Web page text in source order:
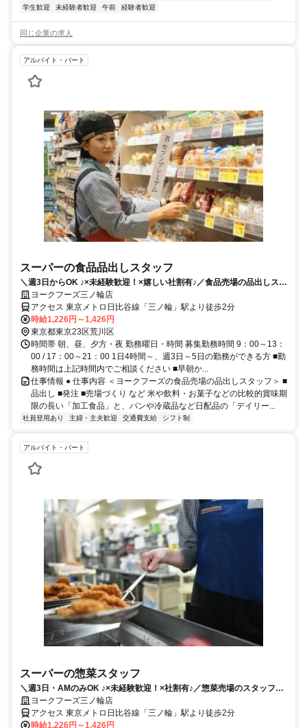
学生歓迎
未経験者歓迎 午前 経験者歓迎
同じ企業の求人
アルバイト・パート
スーパーの食品品出しスタッフ
＼週3日からOK ♪×未経験歓迎！×嬉しい社割有♪／食品売場の品出しスタ
ッフ募集
ヨークフーズ三ノ輪店
アクセス 東京メトロ日比谷線「三ノ輪」駅より徒歩2分
時給1,226円～1,426円
東京都東京23区荒川区
時間帯 朝、昼、夕方・夜 勤務曜日・時間 募集勤務時間 9：00～13：
00 / 17：00～21：00 1日4時間～、週3日～5日の勤務ができる方 ■勤
務時間は上記時間内でご相談ください ■早朝か...
仕事情報 ● 仕事内容 ＜ヨークフーズの食品売場の品出しスタッフ＞ ■
品出し ■発注 ■売場づくり など 米や飲料・お菓子などの比較的賞味期
限の長い「加工食品」と、パンや冷蔵品など日配品の「デイリー...
社員登用あり 主婦・主夫歓迎 交通費支給 シフト制
アルバイト・パート
スーパーの惣菜スタッフ
＼週3日・AMのみOK ♪×未経験歓迎！×社割有♪／惣菜売場のスタッフ募
集 ヨークフーズ三ノ輪店
アクセス 東京メトロ日比谷線「三ノ輪」駅より徒歩2分
時給1,226円～1,426円